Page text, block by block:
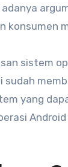
konsumen
sistem
sudah
yang